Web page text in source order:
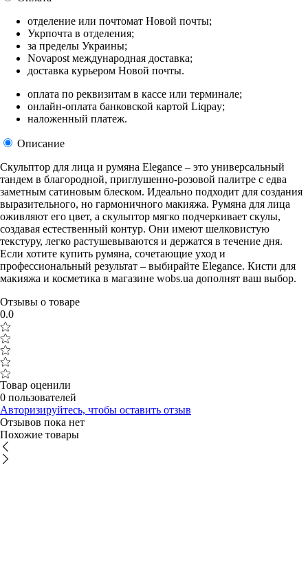
отделение или почтомат Новой почты;
Укрпочта в отделения;
за пределы Украины;
Novapost международная доставка;
доставка курьером Новой почты.
оплата по реквизитам в кассе или терминале;
онлайн-оплата банковской картой Liqpay;
наложенный платеж.
Описание
Скульптор для лица и румяна Elegance – это универсальный
тандем в благородной, приглушенно-розовой палитре с едва
заметным сатиновым блеском. Идеально подходит для создания
выразительного, но гармоничного макияжа. Румяна для лица
оживляют его цвет, а скульптор мягко подчеркивает скулы,
создавая естественный контур. Они имеют шелковистую
текстуру, легко растушевываются и держатся в течение дня.
Если хотите купить румяна, сочетающие уход и
профессиональный результат – выбирайте Elegance. Кисти для
макияжа и косметика в магазине wobs.ua дополнят ваш выбор.
Отзывы о товаре
0.0
Товар оценили
0 пользователей
Авторизируйтесь, чтобы оставить отзыв
Отзывов пока нет
Похожие товары